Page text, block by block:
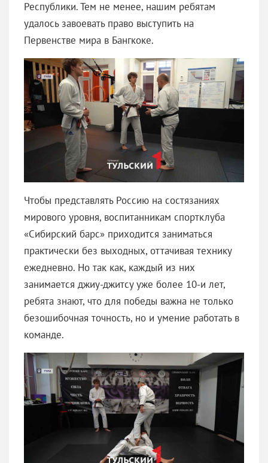
Республики. Тем не менее, нашим ребятам
удалось завоевать право выступить на
Первенстве мира в Бангкоке.
Чтобы представлять Россию на состязаниях
мирового уровня, воспитанникам спортклуба
«Сибирский барс» приходится заниматься
практически без выходных, оттачивая технику
ежедневно. Но так как, каждый из них
занимается джиу-джитсу уже более 10-и лет,
ребята знают, что для победы важна не только
безошибочная точность, но и умение работать в
команде.